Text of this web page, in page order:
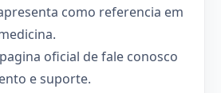
como referencia em
oficial de fale conosco
e suporte.